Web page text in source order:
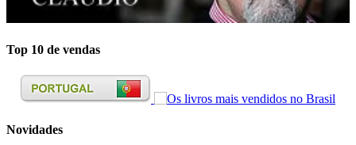
Top 10 de vendas
Novidades